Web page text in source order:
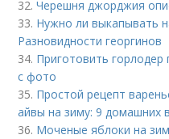
32.Черешня джорджия
33. Нужно ли выкапывать
Разновидности георгинов
34. Приготовить
с фото
35. Простой рецепт
айвы на зиму: 9 домашних
36. Моченые яблоки на